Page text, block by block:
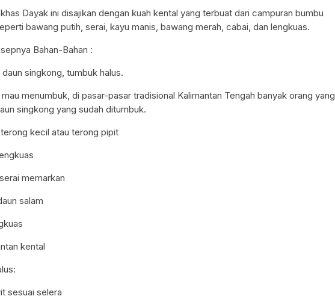
Dayak ini disajikan dengan kuah kental yang terbuat dari campuran bumbu
bawang putih, serai, kayu manis, bawang merah, cabai, dan lengkuas.
Bahan-Bahan :
singkong, tumbuk halus.
menumbuk, di pasar-pasar tradisional Kalimantan Tengah banyak orang yang
singkong yang sudah ditumbuk.
kecil atau terong pipit
memarkan
salam
kental
sesuai selera